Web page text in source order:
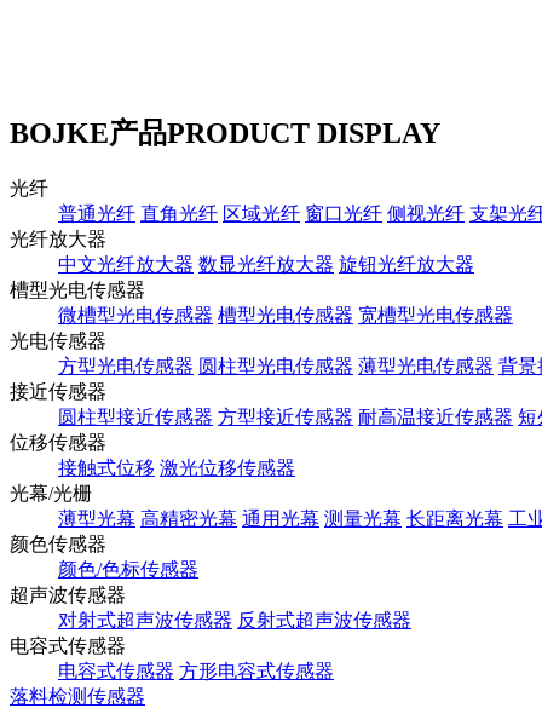
BOJKE产品PRODUCT DISPLAY
光纤
普通光纤 直角光纤 区域光纤 窗口光纤 侧视光纤 支架光
光纤放大器
中文光纤放大器 数显光纤放大器 旋钮光纤放大器
槽型光电传感器
微槽型光电传感器 槽型光电传感器 宽槽型光电传感器
光电传感器
方型光电传感器 圆柱型光电传感器 薄型光电传感器 背景
接近传感器
圆柱型接近传感器 方型接近传感器 耐高温接近传感器 短
位移传感器
接触式位移 激光位移传感器
光幕/光栅
薄型光幕 高精密光幕 通用光幕 测量光幕 长距离光幕 工
颜色传感器
颜色/色标传感器
超声波传感器
对射式超声波传感器 反射式超声波传感器
电容式传感器
电容式传感器 方形电容式传感器
落料检测传感器